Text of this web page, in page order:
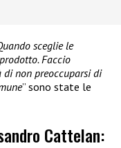
sceglie le
Faccio
di non preoccuparsi di
” sono state le
Cattelan: